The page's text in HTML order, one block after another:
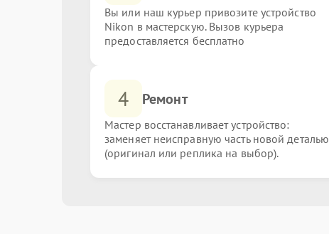
Вы или наш курьер привозите устройство
Nikon в мастерскую. Вызов курьера
предоставляется бесплатно
4 Ремонт
Мастер восстанавливает устройство:
заменяет неисправную часть новой деталью
(оригинал или реплика на выбор).